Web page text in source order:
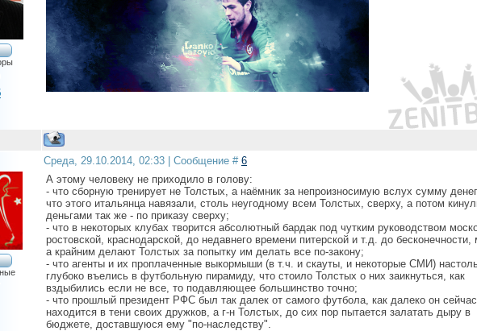
Среда, 29.10.2014, 02:33 | Сообщение # 6
А этому человеку не приходило в голову:
- что сборную тренирует не Толстых, а наёмник за непроизносимую вслух сумму
что этого итальянца навязали, столь неугодному всем Толстых, сверху, а потом
деньгами так же - по приказу сверху;
- что в некоторых клубах творится абсолютный бардак под чутким руководством
ростовской, краснодарской, до недавнего времени питерской и т.д. до
а крайним делают Толстых за попытку им делать все по-закону;
- что агенты и их проплаченные выкормыши (в т.ч. и скауты, и некоторые СМИ)
глубоко въелись в футбольную пирамиду, что стоило Толстых о них заикнуться, как
вздыбились если не все, то подавляющее большинство точно;
- что прошлый президент РФС был так далек от самого футбола, как далеко он сейчас
находится в тени своих дружков, а г-н Толстых, до сих пор пытается залатать дыру в
бюджете, доставшуюся ему "по-наследству".